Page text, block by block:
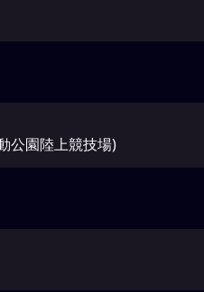
公園陸上競技場)